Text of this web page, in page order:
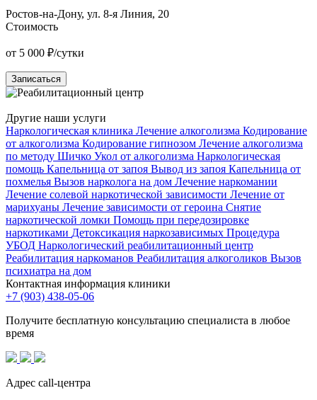
Ростов-на-Дону, ул. 8-я Линия, 20
Стоимость
от 5 000 ₽/сутки
Записаться
Другие наши услуги
Наркологическая клиника Лечение алкоголизма Кодирование
от алкоголизма Кодирование гипнозом Лечение алкоголизма
по методу Шичко Укол от алкоголизма Наркологическая
помощь Капельница от запоя Вывод из запоя Капельница от
похмелья Вызов нарколога на дом Лечение наркомании
Лечение солевой наркотической зависимости Лечение от
марихуаны Лечение зависимости от героина Снятие
наркотической ломки Помощь при передозировке
наркотиками Детоксикация наркозависимых Процедура
УБОД Наркологический реабилитационный центр
Реабилитация наркоманов Реабилитация алкоголиков Вызов
психиатра на дом
Контактная информация клиники
+7 (903) 438-05-06
Получите бесплатную консультацию специалиста в любое
время
Адрес call-центра